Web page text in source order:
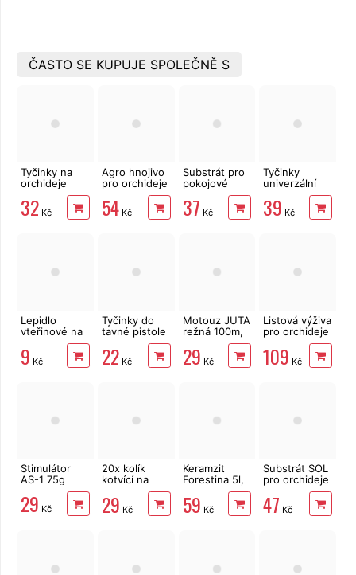
ČASTO SE KUPUJE SPOLEČNĚ S
Tyčinky na
orchideje
CLASIC 20ks
32 Kč
Agro hnojivo
pro orchideje
54Kč
Substrát pro
pokojové
rostliny SOL s
hnojivem 10l
37 Kč
Tyčinky
univerzální
39 Kč
Lepidlo
vteřinové na
kov, plast,
gumu i dřevo
9 Kč
Tyčinky do
tavné pistole
transparentní,
12 ks
22 Kč
Motouz JUTA
režná 100m,
1,5mm, 100g
29 Kč
Listová výživa
pro orchideje
a pokojové
rostliny
500ml
109 Kč
Stimulátor
AS-1 75g
29 Kč
20x kolík
kotvící na
textilie 12 cm
29 Kč
Keramzit
Forestina 5l,
59 Kč
Substrát SOL
pro orchideje
47 Kč